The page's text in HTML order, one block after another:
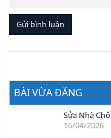
Gửi bình luận
BÀI VỪA ĐĂNG
Sửa Nhà
16/04/2026